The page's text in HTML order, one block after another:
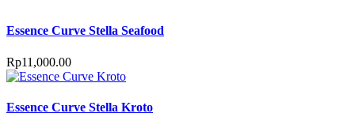
Essence Curve Stella Seafood
Rp11,000.00
Essence Curve Stella Kroto